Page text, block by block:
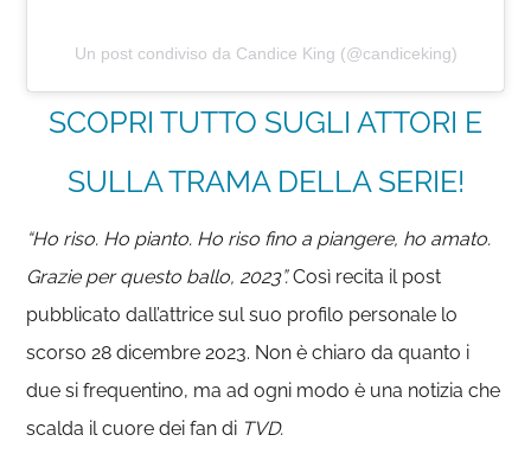
Un post condiviso da Candice King (@candiceking)
SCOPRI TUTTO SUGLI ATTORI E
SULLA TRAMA DELLA SERIE!
“Ho riso. Ho pianto. Ho riso fino a piangere, ho amato.
Grazie per questo ballo, 2023”.Così recita il post
pubblicato dall’attrice sul suo profilo personale lo
scorso 28 dicembre 2023. Non è chiaro da quanto i
due si frequentino, ma ad ogni modo è una notizia che
scalda il cuore dei fan di TVD.